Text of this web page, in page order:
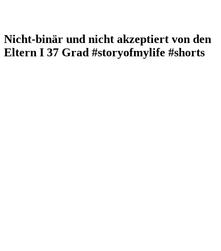
Nicht-binär und nicht akzeptiert von den
Eltern I 37 Grad #storyofmylife #shorts